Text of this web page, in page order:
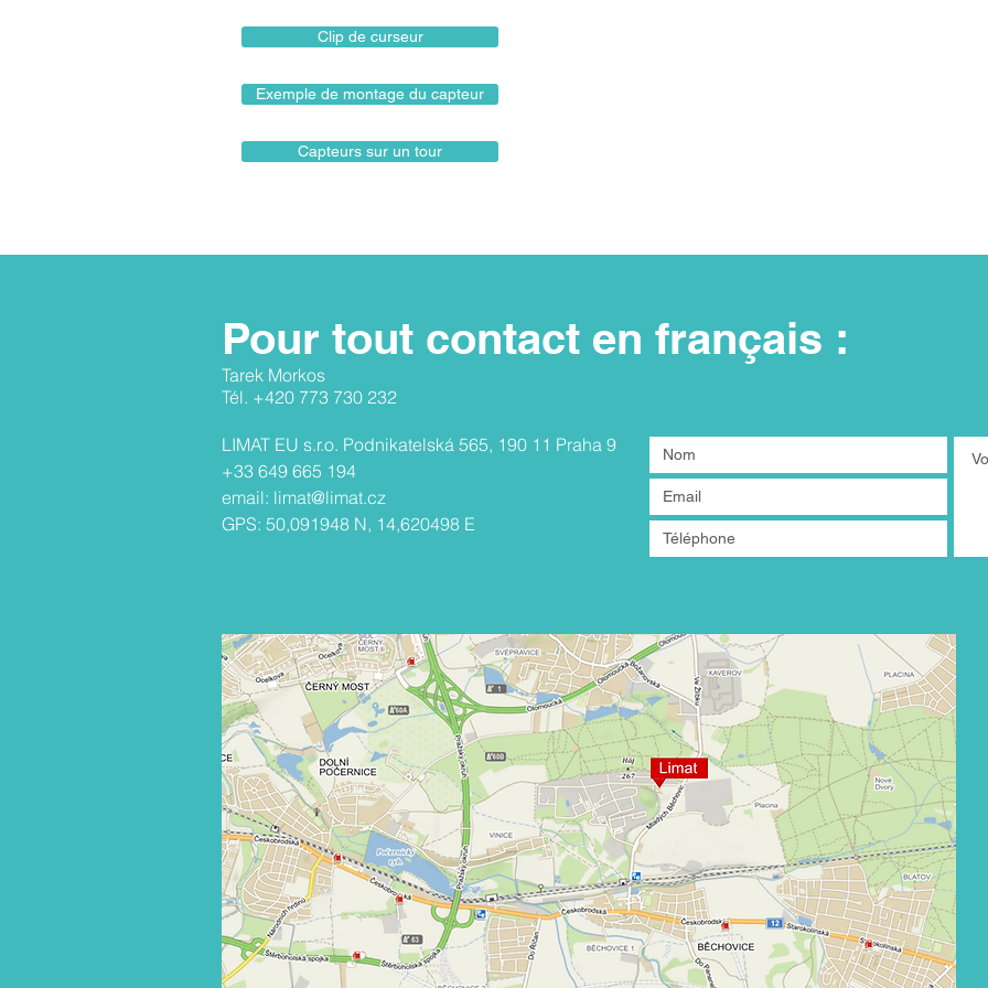
Clip de curseur
Exemple de montage du capteur
Capteurs sur un tour
Pour tout contact en français :
Tarek Morkos
Tél. +420 773 730 232
​​LIMAT EU s.r.o. Podnikatelská 565, 190 11 Praha 9
+33 649 665 194
email: limat@limat.cz
GPS: 50,091948 N, 14,620498 E